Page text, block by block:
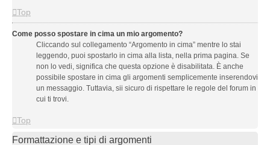
Top
Come posso spostare in cima un mio argomento?
Cliccando sul collegamento “Argomento in cima” mentre lo stai
leggendo, puoi spostarlo in cima alla lista, nella prima pagina. Se
non lo vedi, significa che questa opzione è disabilitata. È anche
possibile spostare in cima gli argomenti semplicemente inserendovi
un messaggio. Tuttavia, sii sicuro di rispettare le regole del forum in
cui ti trovi.
Top
Formattazione e tipi di argomenti